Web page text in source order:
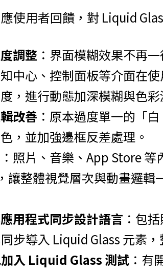
使用者回饋，對 Liquid
調整 ：界面模糊效果不再
中心、控制面板等介面在
，進行動態加深模糊與色
改善 ：原本過度單一的「
，並加強邊框反差處理。
：照片、音樂、App Store
讓整體視覺層次與動畫邏
用程式同步設計語言 ：包
步導入 Liquid Glass 元素，
入 Liquid Glass 測試 ：有